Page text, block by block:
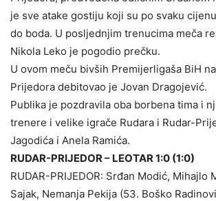
je sve atake gostiju koji su po svaku
do boda. U posljednjim trenucima meča
Nikola Leko je pogodio prečku.
U ovom meču bivših Premijerligaša BiH
Prijedora debitovao je Jovan Dragojević.
Publika je pozdravila oba borbena tima i
trenere i velike igrače Rudara i Rudar-
Jagodića i Anela Ramića.
RUDAR-PRIJEDOR – LEOTAR 1:0 (1:0)
RUDAR-PRIJEDOR: Srđan Modić, Mihajlo
Sajak, Nemanja Pekija (53. Boško